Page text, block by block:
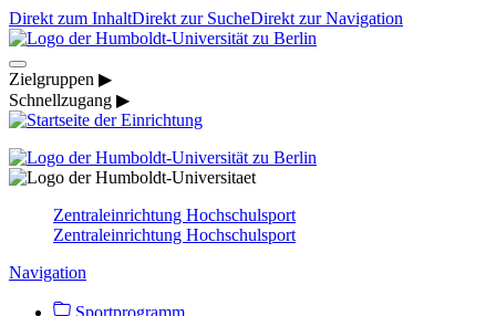
Direkt zum InhaltDirekt zur SucheDirekt zur Navigation
Zielgruppen ▶
Schnellzugang ▶
Zentraleinrichtung Hochschulsport
Zentraleinrichtung Hochschulsport
Navigation
Sportprogramm